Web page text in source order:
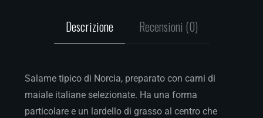
Descrizione Recensioni (0)
Salame tipico di Norcia, preparato con carni di
maiale italiane selezionate. Ha una forma
particolare e un lardello di grasso al centro che